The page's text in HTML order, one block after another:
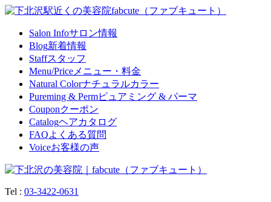
Salon Infoサロン情報
Blog新着情報
Staffスタッフ
Menu/Price メニュー・料金
Natural Colorナチュラルカラー
Pureming & Permピュアミング & パーマ
Couponクーポン
Catalogヘアカタログ
FAQよくある質問
Voiceお客様の声
Tel : 03-3422-0631